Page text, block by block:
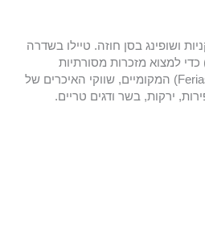
ושופינג בסן חוזה. טיילו בשדרה
כדי למצוא מזכרות מסורתיות
מקוסטה ריקה. ב"פריאס" (Ferias) המקומיים, שווקי האיכרים של
ירקות, בשר ודגים טריים.